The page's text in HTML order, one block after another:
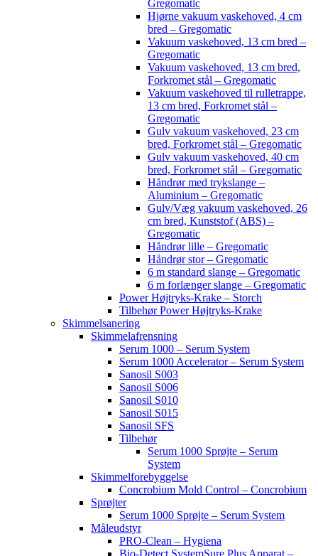
Gregomatic
Hjørne vakuum vaskehoved, 4 cm
bred – Gregomatic
Vakuum vaskehoved, 13 cm bred –
Gregomatic
Vakuum vaskehoved, 13 cm bred,
Forkromet stål – Gregomatic
Vakuum vaskehoved til rulletrappe,
13 cm bred, Forkromet stål –
Gregomatic
Gulv vakuum vaskehoved, 23 cm
bred, Forkromet stål – Gregomatic
Gulv vakuum vaskehoved, 40 cm
bred, Forkromet stål – Gregomatic
Håndrør med trykslange –
Aluminium – Gregomatic
Gulv/Væg vakuum vaskehoved, 26
cm bred, Kunststof (ABS) –
Gregomatic
Håndrør lille – Gregomatic
Håndrør stor – Gregomatic
6 m standard slange – Gregomatic
6 m forlænger slange – Gregomatic
Power Højtryks-Krake – Storch
Tilbehør Power Højtryks-Krake
Skimmelsanering
Skimmelafrensning
Serum 1000 – Serum System
Serum 1000 Accelerator – Serum System
Sanosil S003
Sanosil S006
Sanosil S010
Sanosil S015
Sanosil SFS
Tilbehør
Serum 1000 Sprøjte – Serum
System
Skimmelforebyggelse
Concrobium Mold Control – Concrobium
Sprøjter
Serum 1000 Sprøjte – Serum System
Måleudstyr
PRO-Clean – Hygiena
Bio-Detect SystemSure Plus Apparat –